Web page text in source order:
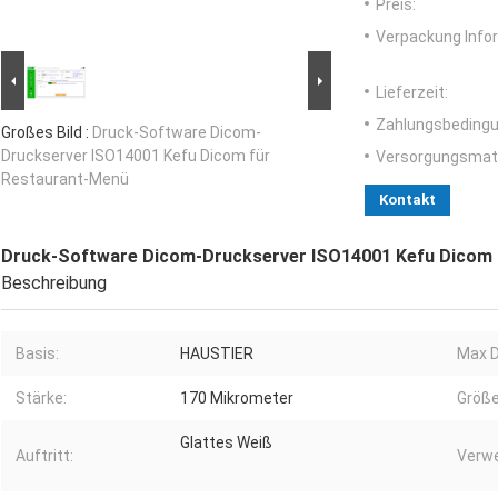
Großes Bild : Druck-Software Dicom-
Druckserver ISO14001 Kefu Dicom für
Restaurant-Menü
Preis:
Verpackung
Lieferzeit:
Kontakt
Druck-Software Dicom-Druckserver ISO14001 Kefu
Beschreibung
Basis: HAUSTIER Max
Stärke: 170 Mikrometer
Auftritt:
Glattes Weiß